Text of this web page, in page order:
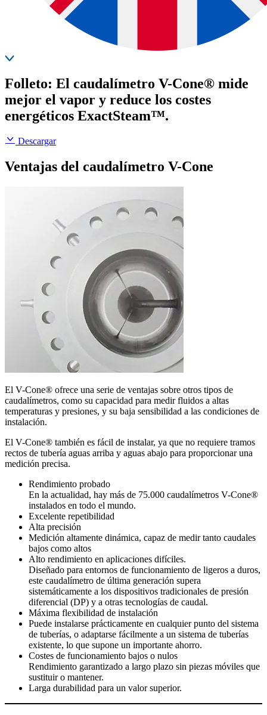
Folleto: El caudalímetro V-Cone® mide
mejor el vapor y reduce los costes
energéticos ExactSteam™.
Descargar
Ventajas del caudalímetro V-Cone
El V-Cone® ofrece una serie de ventajas sobre otros tipos de
caudalímetros, como su capacidad para medir fluidos a altas
temperaturas y presiones, y su baja sensibilidad a las condiciones de
instalación.
El V-Cone® también es fácil de instalar, ya que no requiere tramos
rectos de tubería aguas arriba y aguas abajo para proporcionar una
medición precisa.
Rendimiento probado
En la actualidad, hay más de 75.000 caudalímetros V-Cone®
instalados en todo el mundo.
Excelente repetibilidad
Alta precisión
Medición altamente dinámica, capaz de medir tanto caudales
bajos como altos
Alto rendimiento en aplicaciones difíciles.
Diseñado para entornos de funcionamiento de ligeros a duros,
este caudalímetro de última generación supera
sistemáticamente a los dispositivos tradicionales de presión
diferencial (DP) y a otras tecnologías de caudal.
Máxima flexibilidad de instalación
Puede instalarse prácticamente en cualquier punto del sistema
de tuberías, o adaptarse fácilmente a un sistema de tuberías
existente, lo que supone un importante ahorro.
Costes de funcionamiento bajos o nulos
Rendimiento garantizado a largo plazo sin piezas móviles que
sustituir o mantener.
Larga durabilidad para un valor superior.